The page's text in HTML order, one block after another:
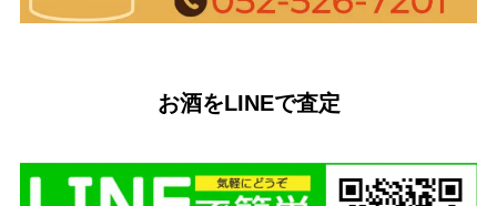
お酒をLINEで査定